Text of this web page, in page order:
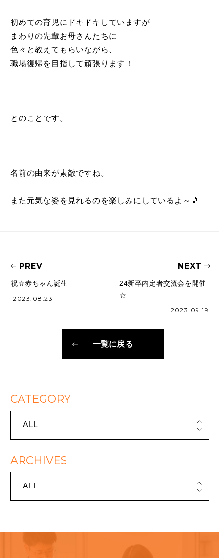
初めての育児にドキドキしていますが
まわりの先輩お母さんたちに
色々と教えてもらいながら、
職場復帰を目指して頑張ります！
とのことです。
名前の由来が素敵ですね。
また元気な姿を見れるのを楽しみにしているよ～🎵
PREV
祝☆赤ちゃん誕生
2023.08.23
一覧に戻る
NEXT
24新卒内定者交流会を開催
☆
2023.09.19
CATEGORY
ALL
ARCHIVES
ALL